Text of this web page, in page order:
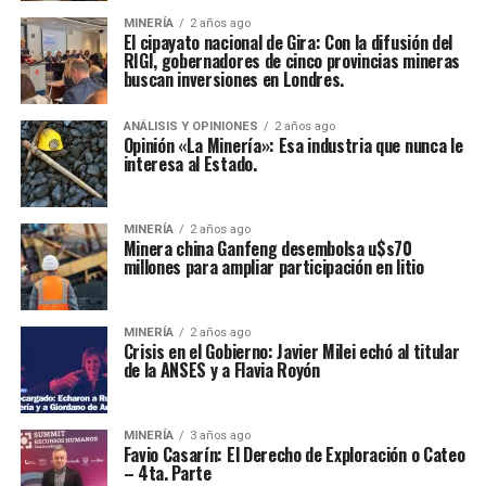
MINERÍA 2 años ago
El cipayato nacional de Gira: Con la difusión del
RIGI, gobernadores de cinco provincias mineras
buscan inversiones en Londres.
ANÁLISIS Y OPINIONES 2 años ago
Opinión «La Minería»: Esa industria que nunca le
interesa al Estado.
MINERÍA 2 años ago
Minera china Ganfeng desembolsa u$s70
millones para ampliar participación en litio
MINERÍA 2 años ago
Crisis en el Gobierno: Javier Milei echó al titular
de la ANSES y a Flavia Royón
MINERÍA 3 años ago
Favio Casarín: El Derecho de Exploración o Cateo
– 4ta. Parte